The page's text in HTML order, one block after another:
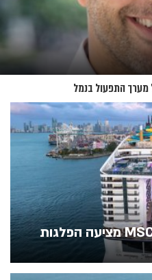
מערך התפעול בנמל
מהקריביים ועד אלסקה: MSC מציעה הפלגות